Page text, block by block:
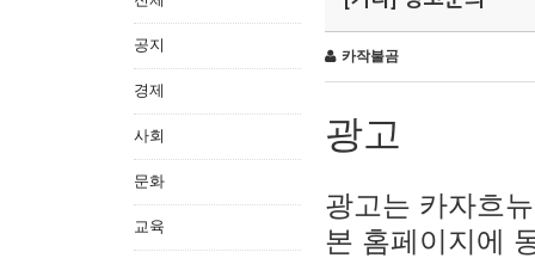
공지
경제
사회
문화
교육
카작불곰
광고
광고는 카자흐
본 홈페이지에